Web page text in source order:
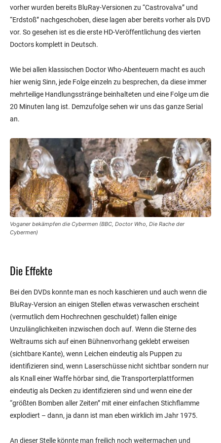
vorher wurden bereits BluRay-Versionen zu “Castrovalva” und
“Erdstoß” nachgeschoben, diese lagen aber bereits vorher als DVD
vor. So gesehen ist es die erste HD-Veröffentlichung des vierten
Doctors komplett in Deutsch.
Wie bei allen klassischen Doctor Who-Abenteuern macht es auch
hier wenig Sinn, jede Folge einzeln zu besprechen, da diese immer
mehrteilige Handlungsstränge beinhalteten und eine Folge um die
20 Minuten lang ist. Demzufolge sehen wir uns das ganze Serial
an.
Voganer bekämpfen die Cybermen (BBC, Doctor Who, Die Rache der
Cybermen)
Die Effekte
Bei den DVDs konnte man es noch kaschieren und auch wenn die
BluRay-Version an einigen Stellen etwas verwaschen erscheint
(vermutlich dem Hochrechnen geschuldet) fallen einige
Unzulänglichkeiten inzwischen doch auf. Wenn die Sterne des
Weltraums sich auf einen Bühnenvorhang geklebt erweisen
(sichtbare Kante), wenn Leichen eindeutig als Puppen zu
identifizieren sind, wenn Laserschüsse nicht sichtbar sondern nur
als Knall einer Waffe hörbar sind, die Transporterplattformen
eindeutig als Decken zu identifizieren sind und wenn eine der
“größten Bomben aller Zeiten” mit einer einfachen Stichflamme
explodiert – dann, ja dann ist man eben wirklich im Jahr 1975.
An dieser Stelle könnte man freilich noch weitermachen und